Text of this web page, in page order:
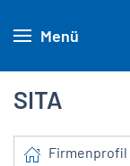
Menü
SITA
Firmenprofil